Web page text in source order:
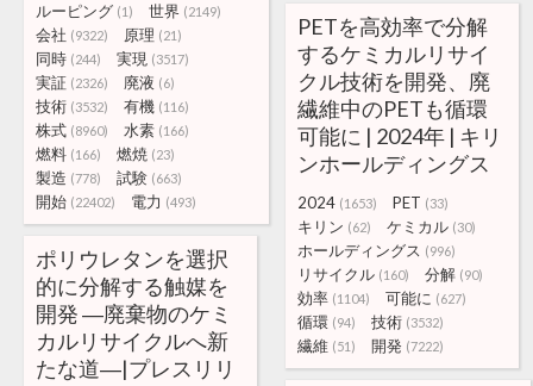
ルーピング (1) 世界 (2149)
会社 (9322) 原理 (21)
同時 (244) 実現 (3517)
実証 (2326) 廃液 (6)
技術 (3532) 有機 (116)
株式 (8960) 水素 (166)
燃料 (166) 燃焼 (23)
製造 (778) 試験 (663)
開始 (22402) 電力 (493)
PETを高効率で分解
するケミカルリサイ
クル技術を開発、廃
繊維中のPETも循環
可能に | 2024年 | キリ
ンホールディングス
2024 (1653) PET (33)
キリン (62) ケミカル (30)
ホールディングス (996)
リサイクル (160) 分解 (90)
効率 (1104) 可能に (627)
循環 (94) 技術 (3532)
繊維 (51) 開発 (7222)
ポリウレタンを選択
的に分解する触媒を
開発 ―廃棄物のケミ
カルリサイクルへ新
たな道―|プレスリリ